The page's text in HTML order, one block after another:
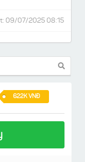
09/07/2025 08:15
622K VNĐ